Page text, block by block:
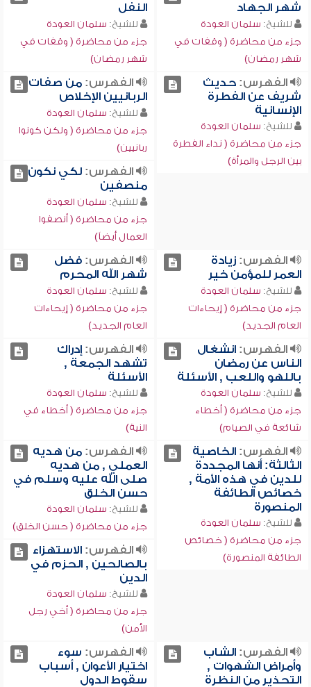
شهر الجهاد
للشيخ: سلمان العودة
جزء من محاضرة ( وقفات في
شهر رمضان)
النفل
للشيخ: سلمان العودة
جزء من محاضرة ( وقفات في
شهر رمضان)
الفهرس:حديث
شريف عن الفطرة
الإنسانية
للشيخ: سلمان العودة
جزء من محاضرة ( نداء الفطرة
بين الرجل والمرأة)
الفهرس:من صفات
الربانيين الإخلاص
للشيخ: سلمان العودة
جزء من محاضرة ( ولكن كونوا
ربانيين)
الفهرس:لكي نكون
منصفين
للشيخ: سلمان العودة
جزء من محاضرة ( أنصفوا
العمال أيضاً)
الفهرس:زيادة
العمر للمؤمن خير
للشيخ: سلمان العودة
جزء من محاضرة ( إيحاءات
العام الجديد)
الفهرس:فضل
شهر الله المحرم
للشيخ: سلمان العودة
جزء من محاضرة ( إيحاءات
العام الجديد)
الفهرس:انشغال
الناس عن رمضان
باللهو واللعب , الأسئلة
للشيخ: سلمان العودة
جزء من محاضرة ( أخطاء
شائعة في الصيام)
الفهرس:إدراك
تشهد الجمعة ,
الأسئلة
للشيخ: سلمان العودة
جزء من محاضرة ( أخطاء في
النية)
الفهرس:الخاصية
الثالثة: أنها المجددة
للدين في هذه الأمة ,
خصائص الطائفة
المنصورة
للشيخ: سلمان العودة
جزء من محاضرة ( خصائص
الطائفة المنصورة)
الفهرس:من هديه
العملي , من هديه
صلى الله عليه وسلم في
حسن الخلق
للشيخ: سلمان العودة
جزء من محاضرة ( حسن الخلق)
الفهرس:الاستهزاء
بالصالحين , الحزم في
الدين
للشيخ: سلمان العودة
جزء من محاضرة ( أخي رجل
الأمن)
الفهرس:الشاب
وأمراض الشهوات ,
التحذير من النظرة
الفهرس: سوء
اختيار الأعوان , أسباب
سقوط الدول